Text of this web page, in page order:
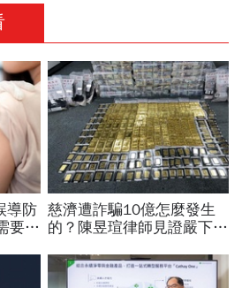
導防
要中
慈濟遭詐騙10億怎麼發生
的？陳昱瑄律師見證嚴下跪
金，洗錢手法曝光…慈濟回
應了